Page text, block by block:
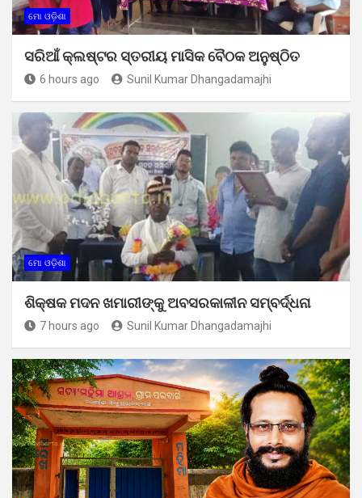
ମୋ ଓଡ଼ିଶା
ସରିଆଁ କ୍ଲଷ୍ଟର ସ୍ତରୀୟ ମାସିକ ବୈଠକ ଅନୁଷ୍ଠିତ
6 hours ago Sunil Kumar Dhangadamajhi
ମୋ ଓଡ଼ିଶା
ଶିକ୍ଷକ ମଦନ ଖମାରୀଙ୍କୁ ଅବସରକାଳୀନ ସମ୍ବର୍ଦ୍ଧନା
7 hours ago Sunil Kumar Dhangadamajhi